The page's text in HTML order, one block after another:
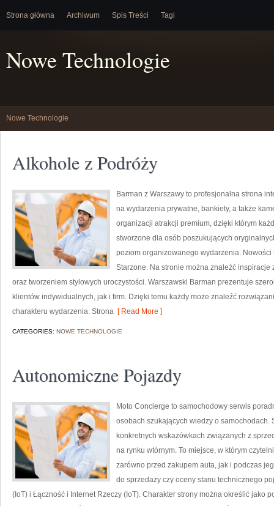
Strona główna Archiwum Spis Treści Tagi
Nowe Technologie
Nowe Technologie
Alkohole z Podróży
Barman z Warszawy to profesjonalna strona
na wydarzenia prywatne, bankiety, a także
organizacji atrakcji premium, dzięki którym
stworzone dla osób poszukujących
poziom organizowanego wydarzenia. Nowości
Starzone. Na stronie można znaleźć
oraz tworzeniem stylowych uroczystości. Warszawski Barman prezentuje
klientów indywidualnych, jak i firm. Dzięki temu każdy może znaleźć
charakteru wydarzenia. Strona [ Read More ]
CATEGORIES: NOWE TECHNOLOGIE
Autonomiczne Pojazdy
Moto Concierge to samochodowy serwis
osobach szukających wiedzy o samochodach.
konkretnych wskazówkach związanych z
na rynku wtórnym. To miejsce, w którym
zarówno przed zakupem auta, jak i podczas
do sprzedaży czy oceny stanu technicznego
(IoT) i Łączność i Internet Rzeczy (IoT). Charakter strony można określić jako